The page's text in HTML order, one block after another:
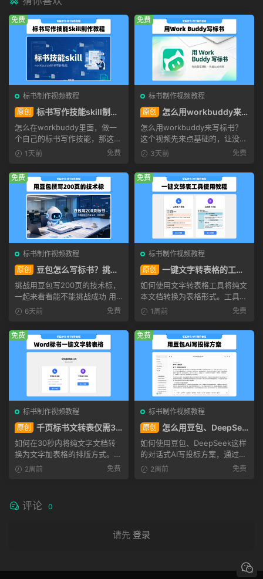
标书制作视频教程
原创
标书写作技能skill制作
教程，workbuddy标书技能
生成教程
怎么在workbuddy里面，做一
个自己的标书写作技能，那这个
视频分享一下最简单的制作...
1天前 免费
免费
标书制作视频教程
原创
怎么用workbuddy来
写标书？小白也能看懂的ai标
书写作方法！
怎么用workbuddy来写标书？
这个视频先来点基础的，让没有
用过的workbuddy的朋友先...
3天前 免费
免费
标书制作视频教程
原创
豆包怎么写标书？挑战
用豆包写200页的技术标！
挑战用豆包写200页的技术标，
一起来看看能不能挑战成功 用
对话式的 AI 写方案，...
6天前 免费
免费
标书制作视频教程
原创
一键文字转表格的工
具，标书一键排版工具使用教
程
如何使用文字转表格工具将纯文
本文档转换为表格形式。工具提
供两种排版模式：a排版...
1周前 免费
免费
标书制作视频教程
原创
千页标书文转表仅需3
秒！标书批量文字转表格的小
工具！
如何在30秒内将纯文字文档转
换为文字加表格的排版方式。通
过使用文转表工具，选择...
2周前 免费
免费
标书制作视频教程
原创
怎么用豆包、DeepSee
k写投标方案？Ai写方案的小
技巧
如何使用豆包、DeepSeek这样
的对话式AI写投标方案，通过对
比使用提示词和不使用提...
2周前 免费
免费
评论 0
请先 登录